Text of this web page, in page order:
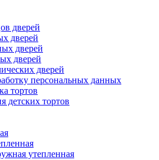
дверей
дверей
дверей
дверей
дверей
персональных данных
тортов
детских тортов
утепленная